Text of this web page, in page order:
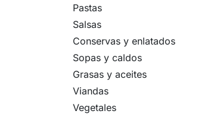
Pastas
Salsas
Conservas y enlatados
Sopas y caldos
Grasas y aceites
Viandas
Vegetales